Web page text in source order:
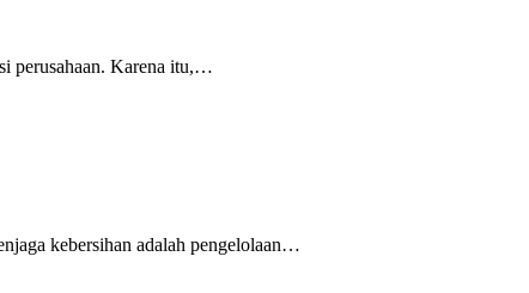
perusahaan. Karena itu,…
kebersihan adalah pengelolaan…